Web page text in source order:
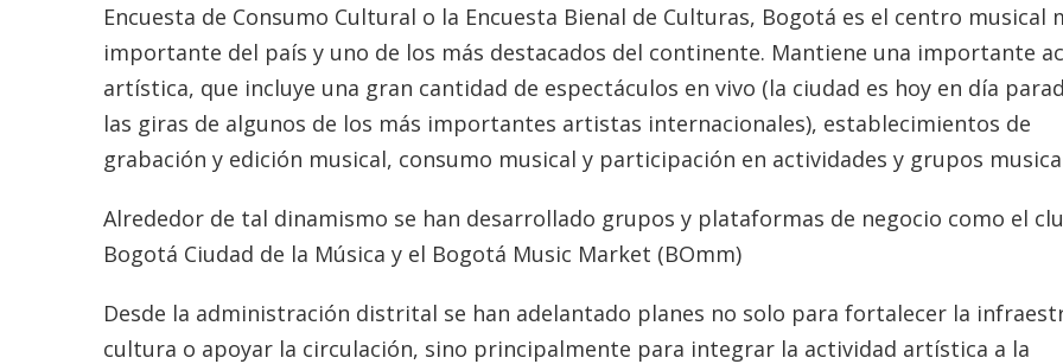
Encuesta de Consumo Cultural o la Encuesta Bienal de Culturas, Bogotá es el centro musical
importante del país y uno de los más destacados del continente. Mantiene una importante
artística, que incluye una gran cantidad de espectáculos en vivo (la ciudad es hoy en día
las giras de algunos de los más importantes artistas internacionales), establecimientos de
grabación y edición musical, consumo musical y participación en actividades y grupos
Alrededor de tal dinamismo se han desarrollado grupos y plataformas de negocio como el
Bogotá Ciudad de la Música y el Bogotá Music Market (BOmm)
Desde la administración distrital se han adelantado planes no solo para fortalecer la
cultura o apoyar la circulación, sino principalmente para integrar la actividad artística a la